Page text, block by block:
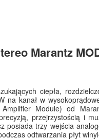
Marantz
ciepła,
na kanał w
Module) od
przejrzystością i
posiada trzy wejścia
odtwarzania płyt